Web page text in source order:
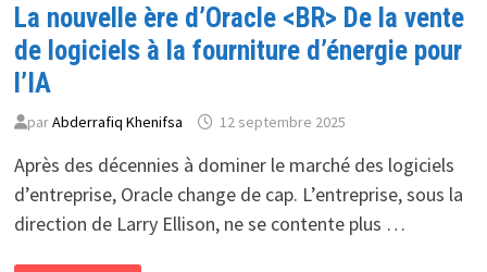
La nouvelle ère d’Oracle <BR> De la vente
de logiciels à la fourniture d’énergie pour
l’IA
parAbderrafiq Khenifsa 12 septembre 2025
Après des décennies à dominer le marché des logiciels
d’entreprise, Oracle change de cap. L’entreprise, sous la
direction de Larry Ellison, ne se contente plus …